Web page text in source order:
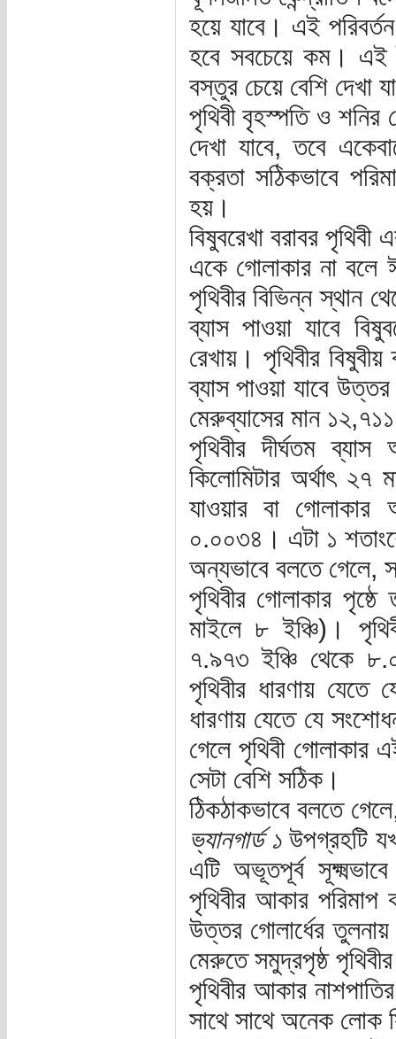
হয়ে যাবে। এই
হবে সবচেয়ে কম। এই
বস্তুর চেয়ে বেশি দেখা
পৃথিবী বৃহস্পতি ও শনির
দেখা যাবে, তবে
বক্রতা সঠিকভাবে
হয়।
বিষুবরেখা বরাবর
একে গোলাকার না বলে
পৃথিবীর বিভিন্ন স্থান
ব্যাস পাওয়া যাবে
রেখায়। পৃথিবীর
ব্যাস পাওয়া যাবে
মেরুব্যাসের মান
পৃথিবীর দীর্ঘতম
কিলোমিটার অর্থাৎ ২৭
যাওয়ার বা গোলাকার
০.০০৩৪। এটা ১
অন্যভাবে বলতে গেলে,
পৃথিবীর গোলাকার
মাইলে ৮ ইঞ্চি)।
৭.৯৭৩ ইঞ্চি থেকে
পৃথিবীর ধারণায়
ধারণায় যেতে যে
গেলে পৃথিবী গোলাকার
সেটা বেশি সঠিক।
ঠিকঠাকভাবে বলতে
ভ্যানগার্ড ১উপগ্রহটি
এটি অভূতপূর্ব
পৃথিবীর আকার পরিমাপ
উত্তর গোলার্ধের
মেরুতে সমুদ্রপৃষ্ঠ
পৃথিবীর আকার
সাথে সাথে অনেক লোক